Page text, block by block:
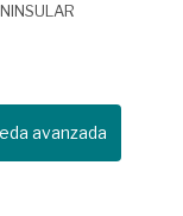
avanzada